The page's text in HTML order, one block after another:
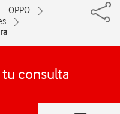
OPPO
consulta